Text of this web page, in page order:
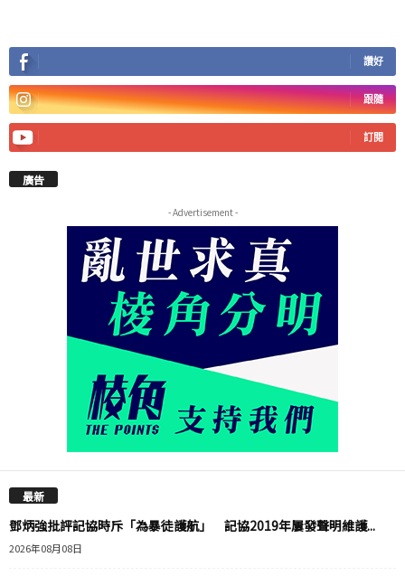
讚好
跟隨
訂閱
廣告
- Advertisement -
最新
鄧炳強批評記協時斥「為暴徒護航」 記協2019年屢發聲明維護...
2026年08月08日